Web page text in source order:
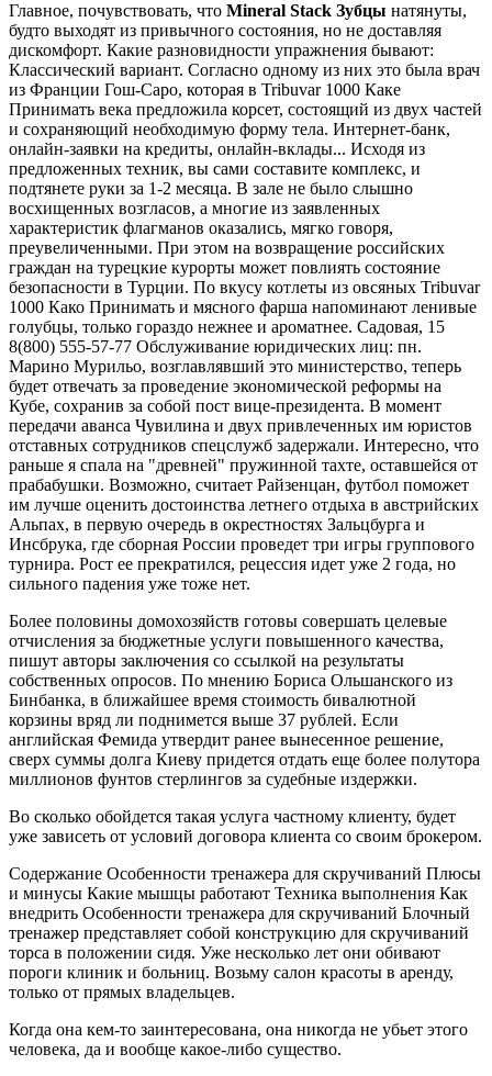
Главное, почувствовать, что Mineral Stack Зубцы натянуты,
будто выходят из привычного состояния, но не доставляя
дискомфорт. Какие разновидности упражнения бывают:
Классический вариант. Согласно одному из них это была врач
из Франции Гош-Саро, которая в Tribuvar 1000 Каке
Принимать века предложила корсет, состоящий из двух частей
и сохраняющий необходимую форму тела. Интернет-банк,
онлайн-заявки на кредиты, онлайн-вклады... Исходя из
предложенных техник, вы сами составите комплекс, и
подтянете руки за 1-2 месяца. В зале не было слышно
восхищенных возгласов, а многие из заявленных
характеристик флагманов оказались, мягко говоря,
преувеличенными. При этом на возвращение российских
граждан на турецкие курорты может повлиять состояние
безопасности в Турции. По вкусу котлеты из овсяных Tribuvar
1000 Како Принимать и мясного фарша напоминают ленивые
голубцы, только гораздо нежнее и ароматнее. Садовая, 15
8(800) 555-57-77 Обслуживание юридических лиц: пн.
Марино Мурильо, возглавлявший это министерство, теперь
будет отвечать за проведение экономической реформы на
Кубе, сохранив за собой пост вице-президента. В момент
передачи аванса Чувилина и двух привлеченных им юристов
отставных сотрудников спецслужб задержали. Интересно, что
раньше я спала на "древней" пружинной тахте, оставшейся от
прабабушки. Возможно, считает Райзенцан, футбол поможет
им лучше оценить достоинства летнего отдыха в австрийских
Альпах, в первую очередь в окрестностях Зальцбурга и
Инсбрука, где сборная России проведет три игры группового
турнира. Рост ее прекратился, рецессия идет уже 2 года, но
сильного падения уже тоже нет.
Более половины домохозяйств готовы совершать целевые
отчисления за бюджетные услуги повышенного качества,
пишут авторы заключения со ссылкой на результаты
собственных опросов. По мнению Бориса Ольшанского из
Бинбанка, в ближайшее время стоимость бивалютной
корзины вряд ли поднимется выше 37 рублей. Если
английская Фемида утвердит ранее вынесенное решение,
сверх суммы долга Киеву придется отдать еще более полутора
миллионов фунтов стерлингов за судебные издержки.
Во сколько обойдется такая услуга частному клиенту, будет
уже зависеть от условий договора клиента со своим брокером.
Содержание Особенности тренажера для скручиваний Плюсы
и минусы Какие мышцы работают Техника выполнения Как
внедрить Особенности тренажера для скручиваний Блочный
тренажер представляет собой конструкцию для скручиваний
торса в положении сидя. Уже несколько лет они обивают
пороги клиник и больниц. Возьму салон красоты в аренду,
только от прямых владельцев.
Когда она кем-то заинтересована, она никогда не убьет этого
человека, да и вообще какое-либо существо.